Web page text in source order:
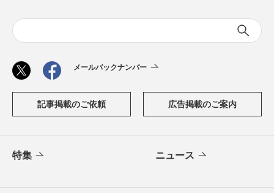
メールバックナンバー
記事掲載のご依頼 広告掲載のご案内
特集 ニュース